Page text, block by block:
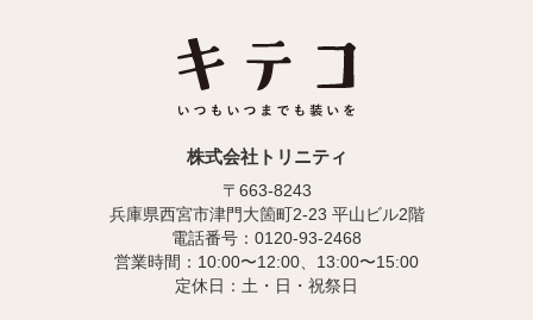
株式会社トリニティ
〒663-8243
兵庫県西宮市津門大箇町2-23 平山ビル2階
電話番号：0120-93-2468
営業時間：10:00〜12:00、13:00〜15:00
定休日：土・日・祝祭日